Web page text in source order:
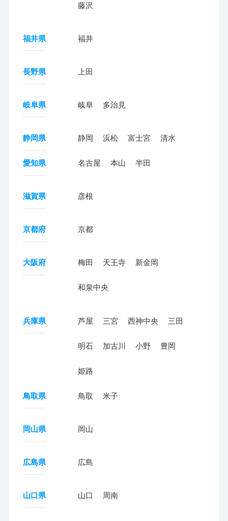
藤沢
福井県 福井
長野県 上田
岐阜県 岐阜 多治見
静岡県 静岡 浜松 富士宮 清水
愛知県 名古屋 本山 半田
滋賀県 彦根
京都府 京都
大阪府 梅田 天王寺 新金岡
和泉中央
兵庫県 芦屋 三宮 西神中央 三田
明石 加古川 小野 豊岡
姫路
鳥取県 鳥取 米子
岡山県 岡山
広島県 広島
山口県 山口 周南